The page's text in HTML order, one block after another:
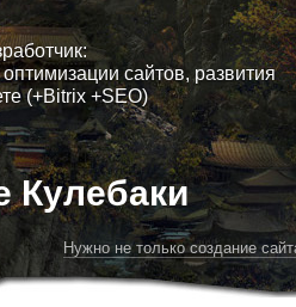
сайтов, развития
(+Bitrix +SEO)
Кулебаки
Нужно не только создание